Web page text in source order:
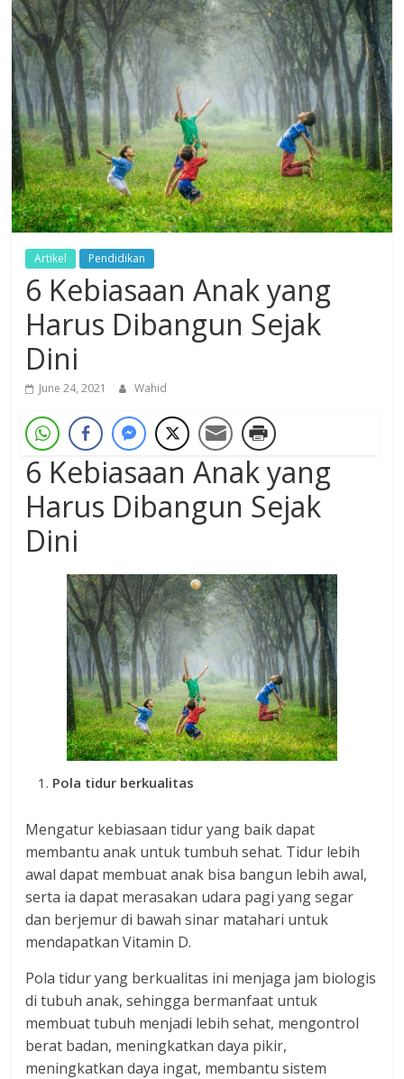
Dzikir,
Fikir,
Ikhtiar
Artikel Pendidikan
6 Kebiasaan Anak yang
Harus Dibangun Sejak
Dini
June 24, 2021 Wahid
6 Kebiasaan Anak yang
Harus Dibangun Sejak
Dini
Pola tidur berkualitas
Mengatur kebiasaan tidur yang baik dapat
membantu anak untuk tumbuh sehat. Tidur lebih
awal dapat membuat anak bisa bangun lebih awal,
serta ia dapat merasakan udara pagi yang segar
dan berjemur di bawah sinar matahari untuk
mendapatkan Vitamin D.
Pola tidur yang berkualitas ini menjaga jam biologis
di tubuh anak, sehingga bermanfaat untuk
membuat tubuh menjadi lebih sehat, mengontrol
berat badan, meningkatkan daya pikir,
meningkatkan daya ingat, membantu sistem